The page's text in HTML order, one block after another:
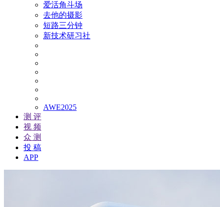
爱活角斗场
去他的摄影
短路三分钟
新技术研习社
AWE2025
测 评
视 频
众 测
投 稿
APP